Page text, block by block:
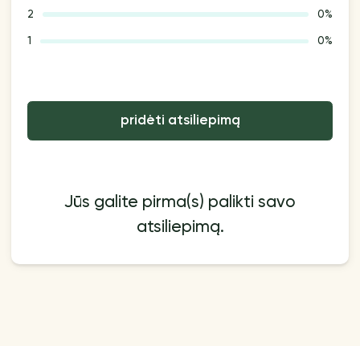
2 0%
1 0%
pridėti atsiliepimą
Jūs galite pirma(s) palikti savo
atsiliepimą.